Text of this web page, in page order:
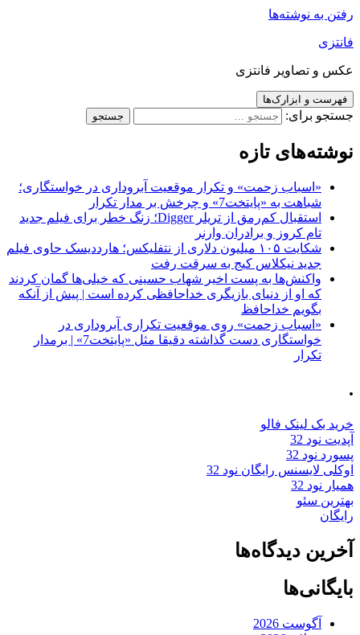
رفتن به نوشته‌ها
فانتزی
عکس و تصاویر فانتزی
فهرست و ابزارک‌ها
جستجو برای:
نوشته‌های تازه
«اسباب زحمت» و تکرار موقعیت آبروداری در خواستگاری؛
شباهت به «پایتخت7» و چرخش بر مدار تکرار
استقبال کم‌رمق از تریلر Digger؛ زنگ خطر برای فیلم جدید
تام کروز و برادران وارنر
شکایت ۱۰۵ میلیون دلاری از نتفلیکس؛ هارددیسک حاوی فیلم
جدید نیکلاس کیج به سرقت رفت
واکنش‌ها به پست اخیر شهاب حسینی که خیلی‌ها گمان کردند
که او از دنیای بازیگری خداحافظی کرده است | پیش از آنکه
بگویم خداحافظ
«اسباب زحمت» روی موقعیت تکراری آبروداری در
خواستگاری دست گذاشته دقیقا مثل «پایتخت7» | برمدار
تکرار
.
خرید بک لینک فالو
آپدیت نود 32
پسورد نود 32
اوکلی لایسنس رایگان نود 32
همیار نود 32
بهترین سئو
رایگان
آخرین دیدگاه‌ها
بایگانی‌ها
آگوست 2026